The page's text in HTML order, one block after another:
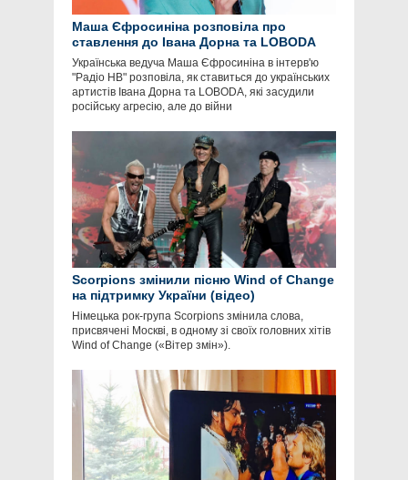
Маша Єфросиніна розповіла про
ставлення до Івана Дорна та LOBODA
Українська ведуча Маша Єфросиніна в інтерв'ю
"Радіо НВ" розповіла, як ставиться до українських
артистів Івана Дорна та LOBODA, які засудили
російську агресію, але до війни
Scorpions змінили пісню Wind of Change
на підтримку України (відео)
Німецька рок-група Scorpions змінила слова,
присвячені Москві, в одному зі своїх головних хітів
Wind of Change («Вітер змін»).